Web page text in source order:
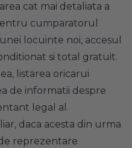
cat mai detaliata a
cumparatorul
locuinte noi, accesul
si total gratuit.
listarea oricarui
de informatii despre
legal al
daca acesta din urma
reprezentare